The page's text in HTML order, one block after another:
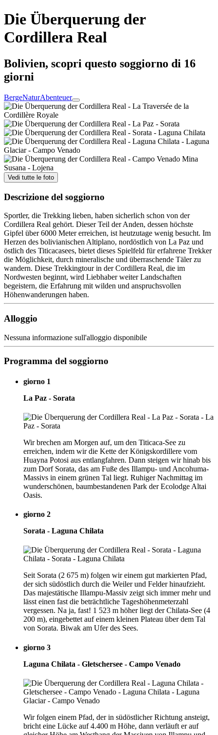
Die Überquerung der
Cordillera Real
Bolivien, scopri questo soggiorno di 16
giorni
BergeNaturAbenteuer
Vedi tutte le foto
Descrizione del soggiorno
Sportler, die Trekking lieben, haben sicherlich schon von der
Cordillera Real gehört. Dieser Teil der Anden, dessen höchste
Gipfel über 6000 Meter erreichen, ist heutzutage wenig besucht. Im
Herzen des bolivianischen Altiplano, nordöstlich von La Paz und
östlich des Titicacasees, bietet dieses Spielfeld für erfahrene Trekker
die Möglichkeit, durch mineralische und überraschende Täler zu
wandern. Diese Trekkingtour in der Cordillera Real, die im
Nordwesten beginnt, wird Liebhaber weiter Landschaften
begeistern, die Erfahrung mit wilden und anspruchsvollen
Höhenwanderungen haben.
Alloggio
Nessuna informazione sull'alloggio disponibile
Programma del soggiorno
giorno 1
La Paz - Sorata
Wir brechen am Morgen auf, um den Titicaca-See zu
erreichen, indem wir die Kette der Königskordillere vom
Huayna Potosi aus entlangfahren. Dann steigen wir hinab bis
zum Dorf Sorata, das am Fuße des Illampu- und Ancohuma-
Massivs in einem grünen Tal liegt. Ruhiger Nachmittag im
wunderschönen, baumbestandenen Park der Ecolodge Altai
Oasis.
giorno 2
Sorata - Laguna Chilata
Seit Sorata (2 675 m) folgen wir einem gut markierten Pfad,
der sich südöstlich durch die Weiler und Felder hinaufzieht.
Das majestätische Illampu-Massiv zeigt sich immer mehr und
lässt einen fast die beträchtliche Tageshöhenmeterzahl
vergessen. Na ja, fast! 1 523 m höher liegt der Chilata-See (4
200 m), eingebettet auf einem kleinen Plateau über dem Tal
von Sorata. Biwak am Ufer des Sees.
giorno 3
Laguna Chilata - Gletschersee - Campo Venado
Wir folgen einem Pfad, der in südöstlicher Richtung ansteigt,
bricht eine Lücke auf 4.400 m Höhe, dann verläuft er auf